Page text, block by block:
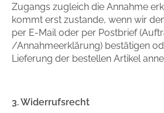
Zugangs zugleich die Annahme
kommt erst zustande, wenn wir
per E-Mail oder per Postbrief
/Annahmeerklärung) bestätigen
Lieferung der bestellen Artikel
3. Widerrufsrecht